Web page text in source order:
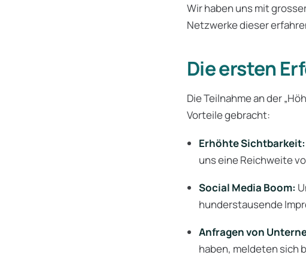
Wir haben uns mit
Netzwerke dieser
Die ersten
Die Teilnahme an der
Vorteile gebracht:
Erhöhte Sichtbarkeit:
uns eine Reichweite
Social Media Boom:
hunderstausende
Anfragen von
haben, meldeten sich